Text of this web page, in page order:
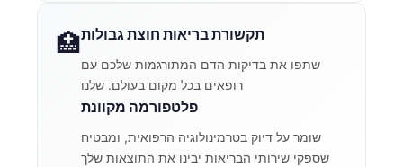
🏥תקשורת בריאות חוצת גבולות
שתפו את בדיקות הדם המתורגמות שלכם עם
רופאים בכל מקום בעולם. שלנו
פלטפורמה מקוונת
שומר על דיוק בטרמינולוגיה הרפואית, ומבטיח
שספקי שירותי הבריאות יבינו את התוצאות שלך